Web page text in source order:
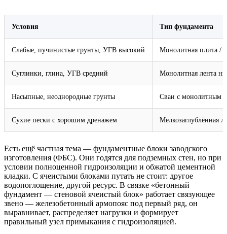
Условия Тип фундамента
Слабые, пучинистые грунты, УГВ высокий Монолитная плита /
Суглинки, глина, УГВ средний Монолитная лента
Насыпные, неоднородные грунты Сваи с монолитным
Сухие пески с хорошим дренажем Мелкозаглублённая
Есть ещё частная тема — фундаментные блоки заводского
изготовления (ФБС). Они годятся для подземных стен, но при
условии полноценной гидроизоляции и обжатой цементной
кладки. С ячеистыми блоками путать не стоит: другое
водопоглощение, другой ресурс. В связке «бетонный
фундамент — стеновой ячеистый блок» работает связующее
звено — железобетонный армопояс под первый ряд, он
выравнивает, распределяет нагрузки и формирует
правильный узел примыкания с гидроизоляцией.